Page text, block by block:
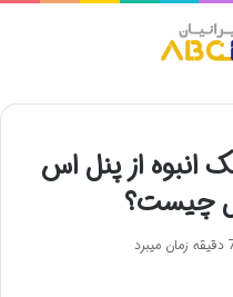
انبوه از پنل اس
چیست؟